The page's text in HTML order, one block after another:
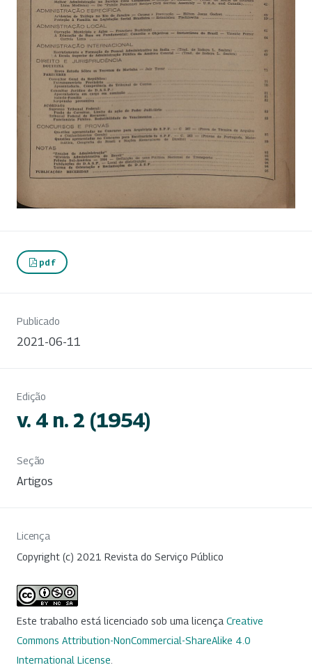
pdf
Publicado
2021-06-11
Edição
v. 4 n. 2 (1954)
Seção
Artigos
Licença
Copyright (c) 2021 Revista do Serviço Público
Este trabalho está licenciado sob uma licença Creative
Commons Attribution-NonCommercial-ShareAlike 4.0
International License